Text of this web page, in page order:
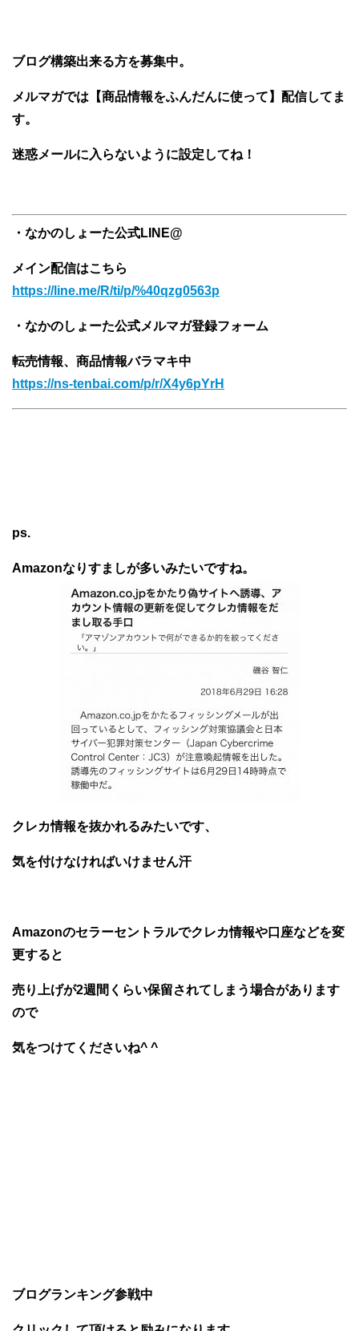
ブログ構築出来る方を募集中。
メルマガでは【商品情報をふんだんに使って】配信してま
す。
迷惑メールに入らないように設定してね！
・なかのしょーた公式LINE@
メイン配信はこちら
https://line.me/R/ti/p/%40qzg0563p
・なかのしょーた公式メルマガ登録フォーム
転売情報、商品情報バラマキ中
https://ns-tenbai.com/p/r/X4y6pYrH
ps.
Amazonなりすましが多いみたいですね。
クレカ情報を抜かれるみたいです、
気を付けなければいけません汗
Amazonのセラーセントラルでクレカ情報や口座などを変
更すると
売り上げが2週間くらい保留されてしまう場合があります
ので
気をつけてくださいね^ ^
ブログランキング参戦中